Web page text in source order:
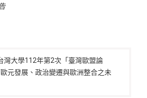
灣大學112年第2次「臺灣歐盟論
元發展、政治變遷與歐洲整合之未